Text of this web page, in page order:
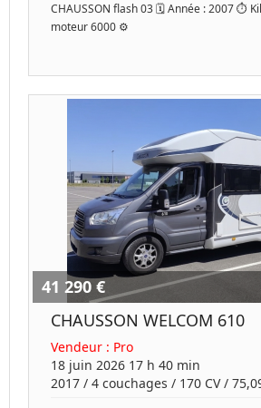
CHAUSSON flash 03 🗓️ Année : 2007 ⏱️
moteur 6000 ⚙️
41 290 €
CHAUSSON WELCOM 610
Vendeur : Pro
18 juin 2026 17 h 40 min
2017 / 4 couchages / 170 CV /